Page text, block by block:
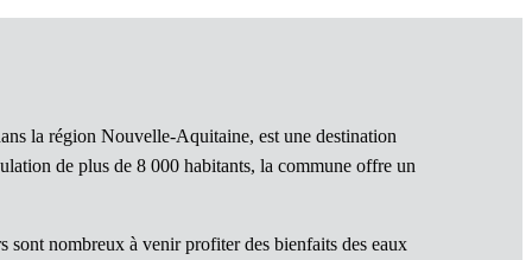
la région Nouvelle-Aquitaine, est une destination
de plus de 8 000 habitants, la commune offre un
nombreux à venir profiter des bienfaits des eaux